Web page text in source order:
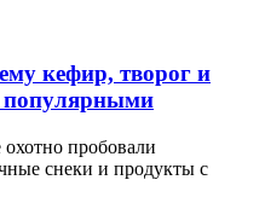
кефир, творог и
популярными
пробовали
снеки и продукты с